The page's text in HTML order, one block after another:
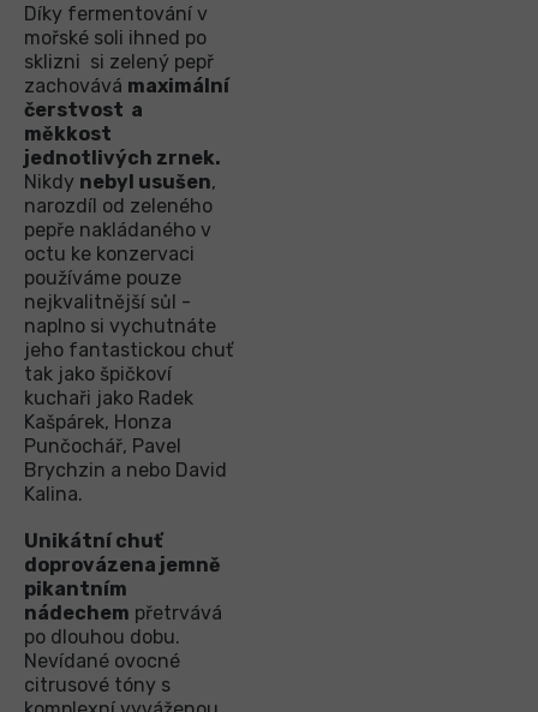
Díky fermentování v
mořské soli ihned po
sklizni si zelený pepř
zachovává maximální
čerstvost a
měkkost
jednotlivých zrnek.
Nikdy nebyl usušen,
narozdíl od zeleného
pepře nakládaného v
octu ke konzervaci
používáme pouze
nejkvalitnější sůl -
naplno si vychutnáte
jeho fantastickou chuť
tak jako špičkoví
kuchaři jako Radek
Kašpárek, Honza
Punčochář, Pavel
Brychzin a nebo David
Kalina.
Unikátní chuť
doprovázena jemně
pikantním
nádechem přetrvává
po dlouhou dobu.
Nevídané ovocné
citrusové tóny s